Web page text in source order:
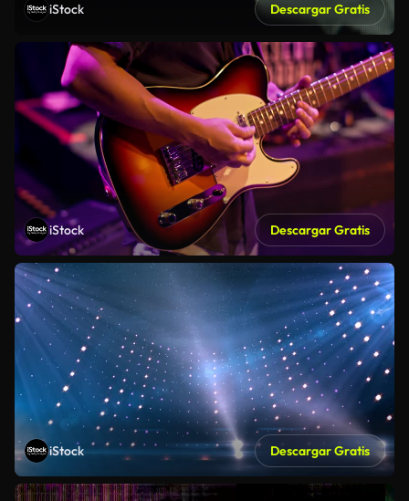
iStock Descargar Gratis
iStock Descargar Gratis
iStock Descargar Gratis